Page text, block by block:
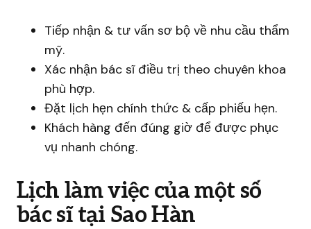
Tiếp nhận & tư vấn sơ bộ về nhu cầu thẩm
mỹ.
Xác nhận bác sĩ điều trị theo chuyên khoa
phù hợp.
Đặt lịch hẹn chính thức & cấp phiếu hẹn.
Khách hàng đến đúng giờ để được phục
vụ nhanh chóng.
Lịch làm việc của một số
bác sĩ tại Sao Hàn